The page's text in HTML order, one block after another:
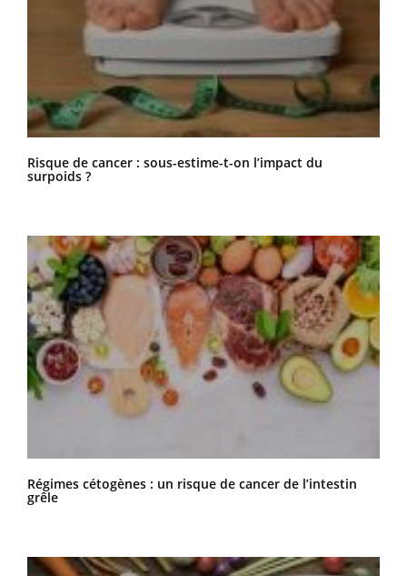
Risque de cancer : sous-estime-t-on l’impact du
surpoids ?
Régimes cétogènes : un risque de cancer de l’intestin
grêle